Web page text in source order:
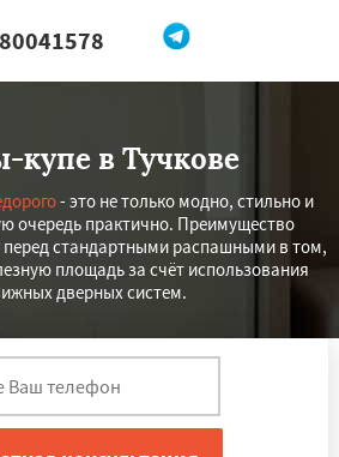
мне
в Тучкове
- это не только модно, стильно и
очередь практично. Преимущество
стандартными распашными в том,
площадь за счёт использования
дверных систем.